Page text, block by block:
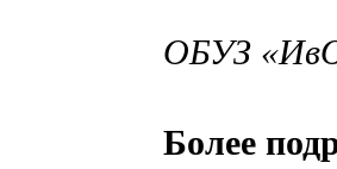
ОБУЗ
Более